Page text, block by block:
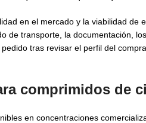
en el mercado y la viabilidad de
de transporte, la documentación,
tras revisar el perfil del
comprimidos de
en concentraciones